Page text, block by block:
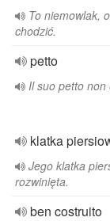
To niemowlak,
chodzić.
petto
Il suo petto non
klatka
Jego klatka
rozwinięta.
ben costruito